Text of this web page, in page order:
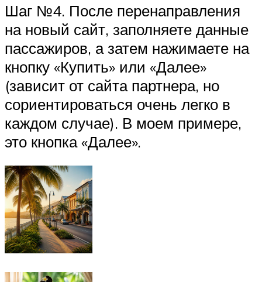
Шаг №4. После перенаправления
на новый сайт, заполняете данные
пассажиров, а затем нажимаете на
кнопку «Купить» или «Далее»
(зависит от сайта партнера, но
сориентироваться очень легко в
каждом случае). В моем примере,
это кнопка «Далее».